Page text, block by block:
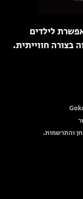
לילדים
בצורה חווייתית.
והתרשמות.